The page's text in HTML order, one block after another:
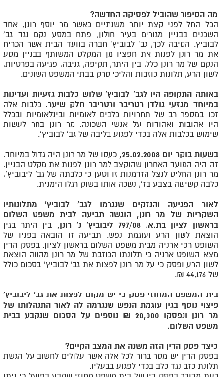
מה הסיפור שהוביל לפסיקה החדשה?
הכל החל לפני קצת יותר משנתיים כאשר מר יוסף רונן, אחד
השכנים בבניין מגורים בעיר חולון, פתח במסע נקם נגד גב'
לבוביץ. הסיבה לכך, גב' לבוביץ' חברה בוועד הבית אשר הכריח
את מר רונן לפנות את חפציו מן המקלט המשותף בבניין מסע
הנקם של מר רונן כלל, בין היתר, תקיפה, גניבה, פגיעה בפרטיות,
לשון הרע, תלונות כוזבות והליכי סרק בבתי המשפט השונים.
באותה התקופה היו לגב' לבוביץ' שלוש כלבות גזעיות ועדינות
במיוחד מגזעי גולדן רטריבר ורטריבר חלק שיער. כלבות אלה
זכו במספר רב של תחרויות כלבים לאומיות ובינלאומיות ובכלל
היו אהובות ואהודות על אנשי השכונה. מר רונן בחר לעשות
שימוש בכלבות אלה בכדי לפגוע בליבה של גב' לבוביץ'.
בשעות בוקר יום 25.02.2008,
כעסו של מר רונן היה גדול במיוחד.
זה היה המועד האחרון שהוקצב למר רונן לפנות את מקלט הבניין.
מר רונן החליט לנצל הזדמנות זו וטען כי כלבתה של גב' ליבוביץ',
כלבה קשישה בצבע בז', נשכה אותו בשוק רגלו הימנית.
לאור הפגיעה והנזקים שנגרמו לגב' לבוביץ' מתלונותיו
השקריות של מר רונן, הוגשה תביעה לבית משפט השלום
בראשון לציון בת.א. 797/08 ליבוביץ' נ' רונן,
בין היתר בגין
הוצאת לשון הרע ועוגמת נפש. תביעה זו הובאה בפניו של
השופט רפי ארניה מבית משפט השלום בראשון לציון. בפסק הדין
מצא השופט ארניה כי תלונתו הכוזבת של מר רונן מהווה הוצאת
לשון הרע ופסק כי על מר רונן לפצות את גב' לבוביץ' בסכום כולל
של 44,176 ₪.
בית המשפט המחוזי פסק כי יש מקום לפצות את גב' ליבוביץ'
פיצוי נוסף בגין עוגמת הנפש שנגרמה לה לאור התנהלותו של
מר רונן ונפסקו 20,000 ₪ נוספים על הסכום שנקבע בבית
משפט השלום.
כיצד פסק הדין הזה משנה את המצב הקיים?
בפסק הדין יש מסר ברור לכל אלה אשר עלולים לחשוב על הגשת
תלונת כזב נגד כלב בכדי לפגוע בבעליו.